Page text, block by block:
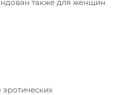
также для женщин